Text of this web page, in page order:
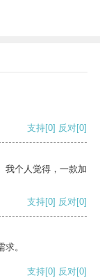
支持[0] 反对[0]
我个人觉得，一款加
支持[0] 反对[0]
。
支持[0] 反对[0]